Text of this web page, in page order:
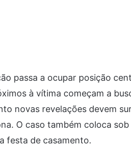
passa a ocupar posição
à vítima começam a
novas revelações devem
O caso também coloca sob
festa de casamento.